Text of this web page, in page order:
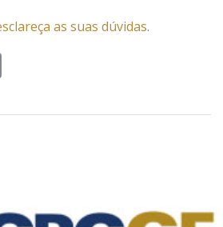
as suas dúvidas.